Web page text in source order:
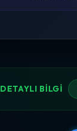
DETAYLI BILGI